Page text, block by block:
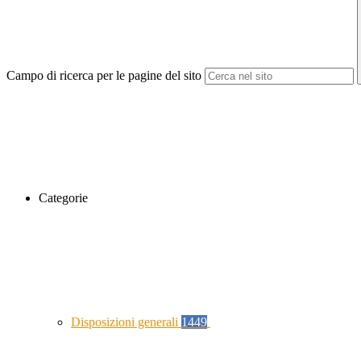
Campo di ricerca per le pagine del sito
Categorie
Disposizioni generali 1449